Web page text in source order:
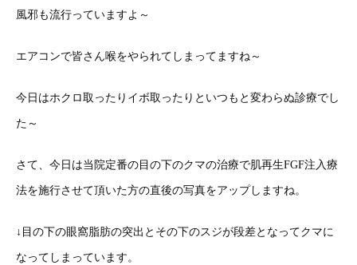
風邪も流行っていますよ～
エアコンで皆さん喉をやられてしまってますね～
今日はホクロ取ったりイボ取ったりといつもと変わらぬ診療でし
た～
さて、今日は当院定番の目の下のクマの治療で肌再生FGF注入療
法を施行させて頂いた方の直後の写真をアップしますね。
↓目の下の眼窩脂肪の突出とその下のスジが段差となってクマに
なってしまっています。